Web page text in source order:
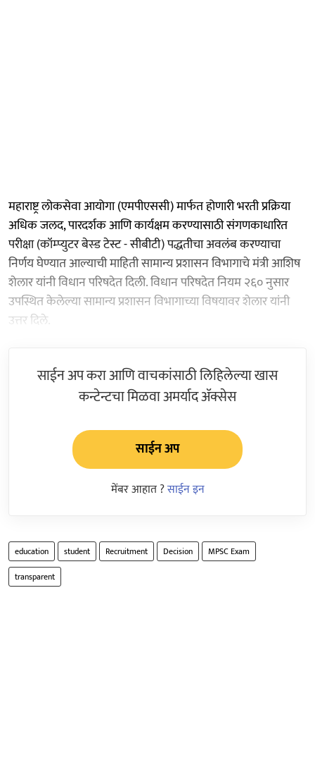
महाराष्ट्र लोकसेवा आयोगा (एमपीएससी) मार्फत होणारी भरती प्रक्रिया
अधिक जलद, पारदर्शक आणि कार्यक्षम करण्यासाठी संगणकाधारित
परीक्षा (कॉम्प्युटर बेस्ड टेस्ट - सीबीटी) पद्धतीचा अवलंब करण्याचा
निर्णय घेण्यात आल्याची माहिती सामान्य प्रशासन विभागाचे मंत्री आशिष
शेलार यांनी विधान परिषदेत दिली. विधान परिषदेत नियम २६० नुसार
उपस्थित केलेल्या सामान्य प्रशासन विभागाच्या विषयावर शेलार यांनी
उत्तर दिले.
साईन अप करा आणि वाचकांसाठी लिहिलेल्या खास
कन्टेन्टचा मिळवा अमर्याद ॲक्सेस
साईन अप
मेंबर आहात ?साईन इन
education student Recruitment Decision
MPSC Exam
transparent